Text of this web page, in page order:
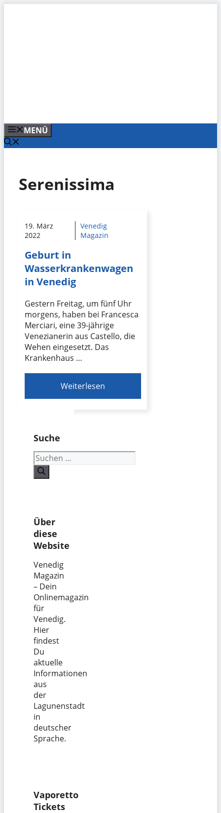
MENÜ
Serenissima
19. März
2022
Venedig
Magazin
Geburt in
Wasserkrankenwagen
in Venedig
Gestern Freitag, um fünf Uhr
morgens, haben bei Francesca
Merciari, eine 39-jährige
Venezianerin aus Castello, die
Wehen eingesetzt. Das
Krankenhaus …
Weiterlesen
Suche
Suchen
nach:
Über
diese
Website
Venedig
Magazin
– Dein
Onlinemagazin
für
Venedig.
Hier
findest
Du
aktuelle
Informationen
aus
der
Lagunenstadt
in
deutscher
Sprache.
Vaporetto
Tickets